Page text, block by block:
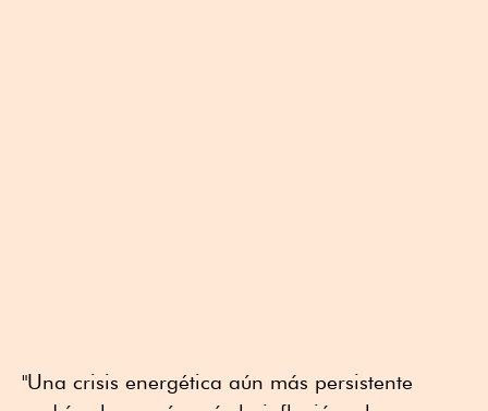
"Una crisis energética aún más persistente